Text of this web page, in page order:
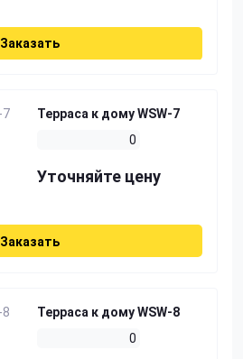
Заказать
Терраса к дому WSW-7
0
Уточняйте цену
Заказать
Терраса к дому WSW-8
0